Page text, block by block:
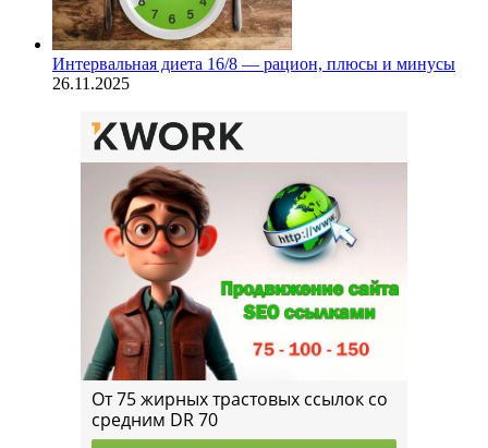
Интервальная диета 16/8 — рацион, плюсы и минусы
26.11.2025